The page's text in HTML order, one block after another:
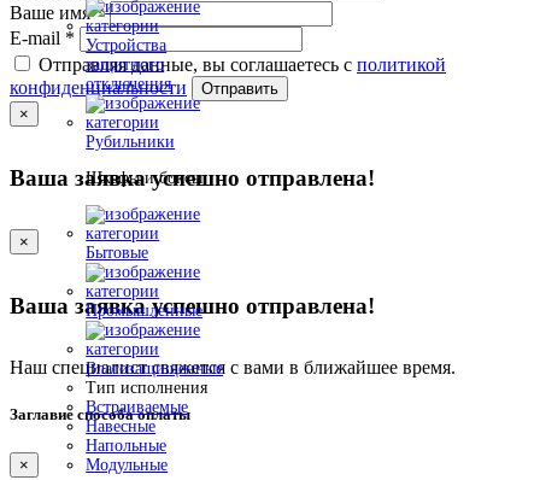
Устройства
защитного
отключения
Рубильники
Шкафы и боксы
Бытовые
Промышленные
Влагозащищенные
Тип исполнения
Встраиваемые
Навесные
Напольные
Модульные
Ваше имя*
E-mail *
Отправляя данные, вы соглашаетесь с политикой
конфиденциальности
Отправить
×
Ваша заявка успешно отправлена!
×
Ваша заявка успешно отправлена!
Наш специалист свяжется с вами в ближайшее время.
Заглавие способа оплаты
×